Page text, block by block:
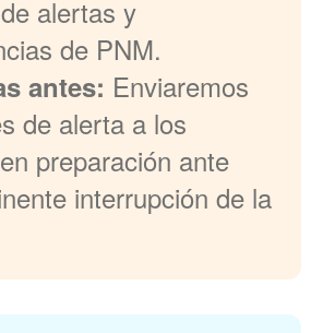
alertas y
de PNM.
antes: Enviaremos
de alerta a los
preparación ante
interrupción de la